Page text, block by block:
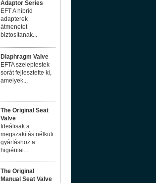
Adaptor Series
EFT A hibrid
adapterek
átmenetet
biztosítanak...
Diaphragm Valve
EFTA szeleptestek
sorát fejlesztette ki,
amelyek...
The Original Seat
Valve
Ideálisak a
megszakítás nélküli
gyártáshoz a
higiéniai...
The Original
Manual Seat Valve